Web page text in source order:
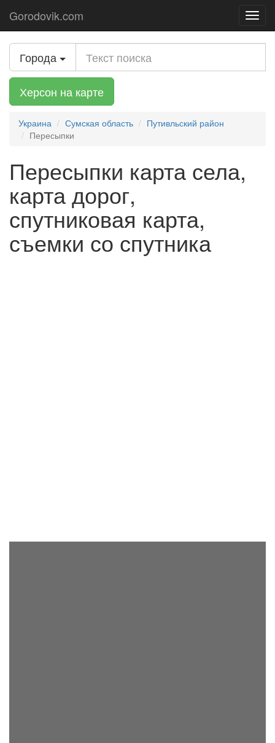
Gorodovik.com
Города
Херсон на карте
Украина Сумская область
Путивльский район
Пересыпки
Пересыпки карта села,
карта дорог,
спутниковая карта,
съемки со спутника